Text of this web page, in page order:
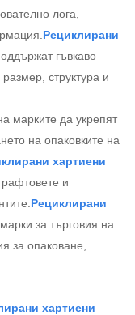
лога,
Рециклирани
гъвкаво
структура и
марките да укрепят
на опаковките на
хартиени
и
Рециклирани
за търговия на
за опаковане,
хартиени